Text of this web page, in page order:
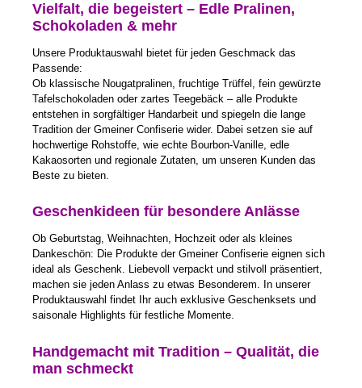
Vielfalt, die begeistert – Edle Pralinen,
Schokoladen & mehr
Unsere Produktauswahl bietet für jeden Geschmack das
Passende:
Ob klassische Nougatpralinen, fruchtige Trüffel, fein gewürzte
Tafelschokoladen oder zartes Teegebäck – alle Produkte
entstehen in sorgfältiger Handarbeit und spiegeln die lange
Tradition der Gmeiner Confiserie wider. Dabei setzen sie auf
hochwertige Rohstoffe, wie echte Bourbon-Vanille, edle
Kakaosorten und regionale Zutaten, um unseren Kunden das
Beste zu bieten.
Geschenkideen für besondere Anlässe
Ob Geburtstag, Weihnachten, Hochzeit oder als kleines
Dankeschön: Die Produkte der Gmeiner Confiserie eignen sich
ideal als Geschenk. Liebevoll verpackt und stilvoll präsentiert,
machen sie jeden Anlass zu etwas Besonderem. In unserer
Produktauswahl findet Ihr auch exklusive Geschenksets und
saisonale Highlights für festliche Momente.
Handgemacht mit Tradition – Qualität, die
man schmeckt